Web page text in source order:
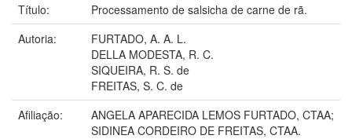
Título:
Processamento de salsicha de carne de rã.
Autoria:
FURTADO, A. A. L.
DELLA MODESTA, R. C.
SIQUEIRA, R. S. de
FREITAS, S. C. de
Afiliação:
ANGELA APARECIDA LEMOS FURTADO, CTAA;
SIDINEA CORDEIRO DE FREITAS, CTAA.